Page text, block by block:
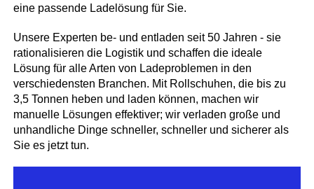
eine passende Ladelösung für Sie.
Unsere Experten be- und entladen seit 50 Jahren - sie
rationalisieren die Logistik und schaffen die ideale
Lösung für alle Arten von Ladeproblemen in den
verschiedensten Branchen. Mit Rollschuhen, die bis zu
3,5 Tonnen heben und laden können, machen wir
manuelle Lösungen effektiver; wir verladen große und
unhandliche Dinge schneller, schneller und sicherer als
Sie es jetzt tun.